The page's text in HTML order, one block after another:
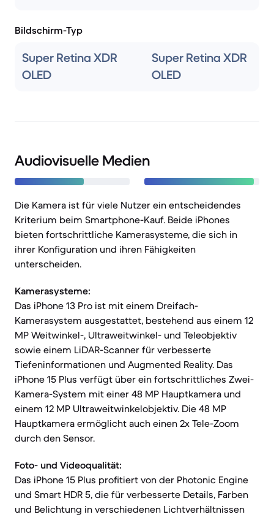
Bildschirm-Typ
Super Retina XDR
OLED
Super Retina XDR
OLED
Audiovisuelle Medien
Die Kamera ist für viele Nutzer ein entscheidendes
Kriterium beim Smartphone-Kauf. Beide iPhones
bieten fortschrittliche Kamerasysteme, die sich in
ihrer Konfiguration und ihren Fähigkeiten
unterscheiden.
Kamerasysteme:
Das iPhone 13 Pro ist mit einem Dreifach-
Kamerasystem ausgestattet, bestehend aus einem 12
MP Weitwinkel-, Ultraweitwinkel- und Teleobjektiv
sowie einem LiDAR-Scanner für verbesserte
Tiefeninformationen und Augmented Reality. Das
iPhone 15 Plus verfügt über ein fortschrittliches Zwei-
Kamera-System mit einer 48 MP Hauptkamera und
einem 12 MP Ultraweitwinkelobjektiv. Die 48 MP
Hauptkamera ermöglicht auch einen 2x Tele-Zoom
durch den Sensor.
Foto- und Videoqualität:
Das iPhone 15 Plus profitiert von der Photonic Engine
und Smart HDR 5, die für verbesserte Details, Farben
und Belichtung in verschiedenen Lichtverhältnissen